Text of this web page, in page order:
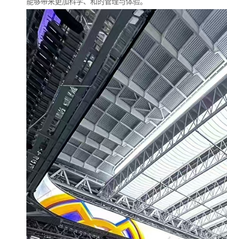
能够带来更加科学、和的管理与体验。